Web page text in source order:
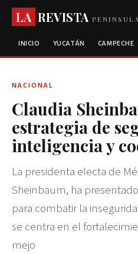
LA REVISTA
INICIO YUCATÁN CAMPECHE
NACIONAL
Claudia
estrategia de
inteligencia y
La presidenta electa de
Sheinbaum, ha
para combatir la
se centra en el
mejo